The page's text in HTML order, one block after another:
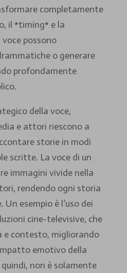
completamente
il *timing* e la
possono
o generare
profondamente
della voce,
e attori riescono a
storie in modi
scritte. La voce di un
immagini vivide nella
rendendo ogni storia
esempio è l’uso dei
cine-televisive, che
e contesto, migliorando
emotivo della
non è solamente